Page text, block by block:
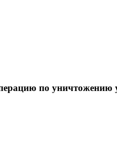
по уничтожению